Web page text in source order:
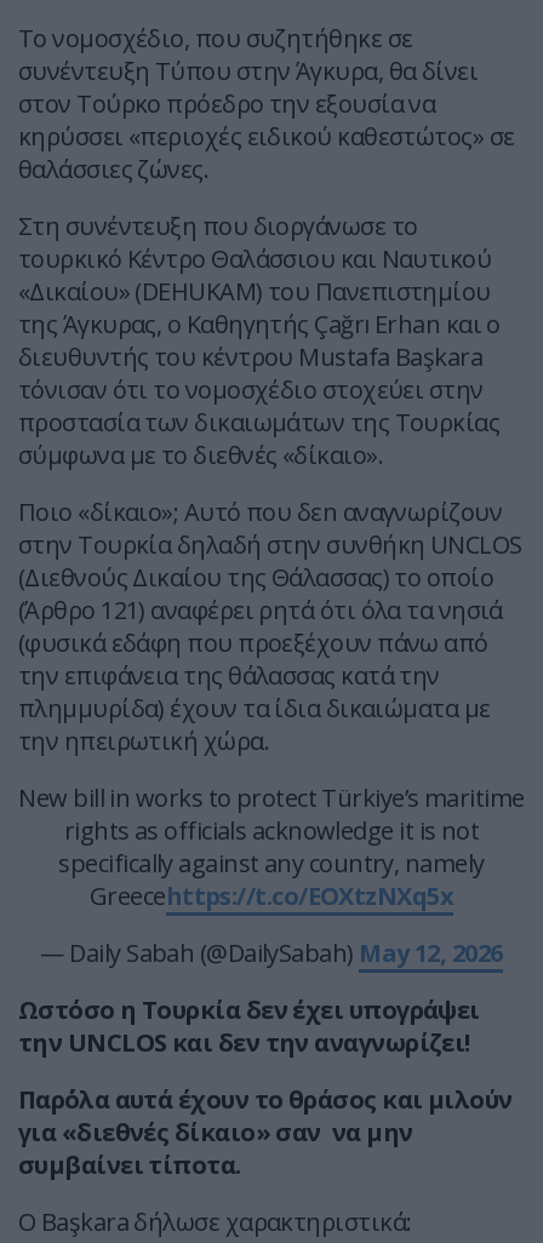
Το νομοσχέδιο, που συζητήθηκε σε
συνέντευξη Τύπου στην Άγκυρα, θα δίνει
στον Τούρκο πρόεδρο την εξουσία να
κηρύσσει «περιοχές ειδικού καθεστώτος» σε
θαλάσσιες ζώνες.
Στη συνέντευξη που διοργάνωσε το
τουρκικό Κέντρο Θαλάσσιου και Ναυτικού
«Δικαίου» (DEHUKAM) του Πανεπιστημίου
της Άγκυρας, ο Καθηγητής Çağrı Erhan και ο
διευθυντής του κέντρου Mustafa Başkara
τόνισαν ότι το νομοσχέδιο στοχεύει στην
προστασία των δικαιωμάτων της Τουρκίας
σύμφωνα με το διεθνές «δίκαιο».
Ποιο «δίκαιο»; Αυτό που δεn αναγνωρίζουν
στην Τουρκία δηλαδή στην συνθήκη UNCLOS
(Διεθνούς Δικαίου της Θάλασσας) το οποίο
(Άρθρο 121) αναφέρει ρητά ότι όλα τα νησιά
(φυσικά εδάφη που προεξέχουν πάνω από
την επιφάνεια της θάλασσας κατά την
πλημμυρίδα) έχουν τα ίδια δικαιώματα με
την ηπειρωτική χώρα.
New bill in works to protect Türkiye’s maritime
rights as officials acknowledge it is not
specifically against any country, namely
Greecehttps://t.co/EOXtzNXq5x
— Daily Sabah (@DailySabah) May 12, 2026
Ωστόσο η Τουρκία δεν έχει υπογράψει
την UNCLOS και δεν την αναγνωρίζει!
Παρ΄όλα αυτά έχουν το θράσος και μιλούν
για «διεθνές δίκαιο» σαν να μην
συμβαίνει τίποτα.
Ο Başkara δήλωσε χαρακτηριστικά: